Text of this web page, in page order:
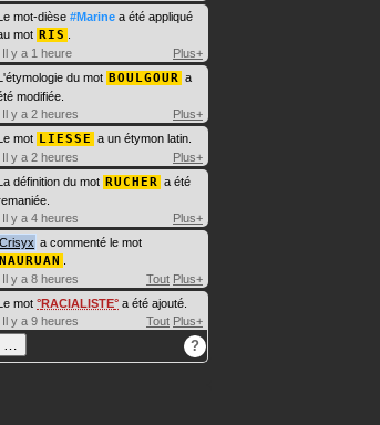
mot-dièse #Marine a été appliqué
mot RIS
Il y a 1 heure
Plus+
du mot BOULGOUR a
modifiée.
Il y a 2 heures
Plus+
mot LIESSE a un étymon latin.
Il y a 2 heures
Plus+
définition du mot RUCHER a été
Il y a 4 heures
Plus+
Crisyx a commenté le mot
NAURUAN
Il y a 8 heures
Tout Plus+
mot RACIALISTE a été ajouté.
Il y a 9 heures
Tout Plus+
… ?